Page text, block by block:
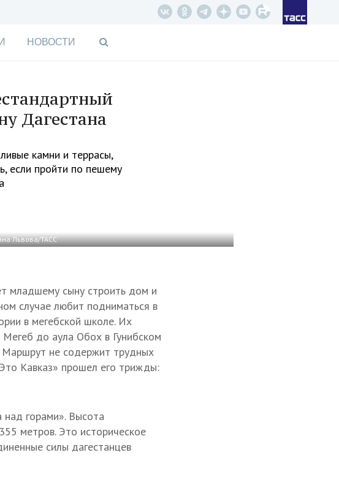
НОВОСТИ
Дагестана
камни и террасы,
если пройти по пешему
Львова/ТАСС
младшему сыну строить дом и
случае любит подниматься в
в мегебской школе. Их
до аула Обох в Гунибском
Маршрут не содержит трудных
Кавказ» прошел его трижды:
над горами». Высота
метров. Это историческое
силы дагестанцев